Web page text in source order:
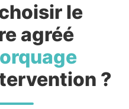
le
agréé
?